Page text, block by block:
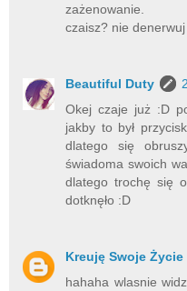
zażenowanie.
czaisz? nie
Beautiful Duty
Okej czaje już :D
jakby to był
dlatego się
świadoma swoich
dlatego trochę się
dotknęło :D
Kreuję Swoje Życie
hahaha wlasnie